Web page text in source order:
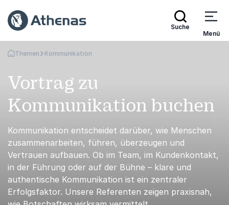
Suche
Menü
Zurück zur Startseite
Themen Kommunikation
Vortrag zu
Kommunikation buchen
Kommunikation entscheidet darüber, wie Menschen
zusammenarbeiten, führen, überzeugen und
Vertrauen aufbauen. Ob im Team, im Kundenkontakt,
in der Führung oder auf der Bühne – klare und
authentische Kommunikation ist ein zentraler
Erfolgsfaktor. Unsere Referenten zeigen praxisnah,